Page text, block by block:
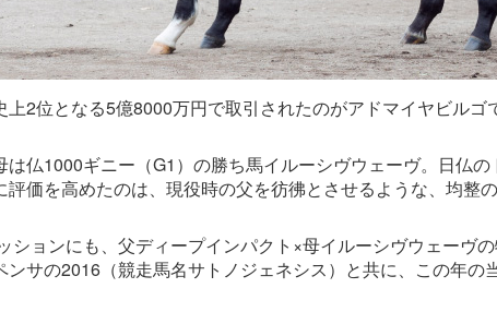
2位となる5億8000万円で取引されたのがアドマイヤビルゴ
仏1000ギニー（G1）の勝ち馬イルーシヴウェーヴ。日仏
価を高めたのは、現役時の父を彷彿とさせるような、均整の
ションにも、父ディープインパクト×母イルーシヴウェーヴ
サの2016（競走馬名サトノジェネシス）と共に、この年の